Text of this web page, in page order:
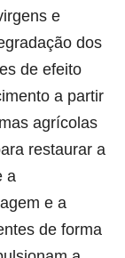
e
dos
de efeito
a partir
agrícolas
restaurar a
a
e a
de forma